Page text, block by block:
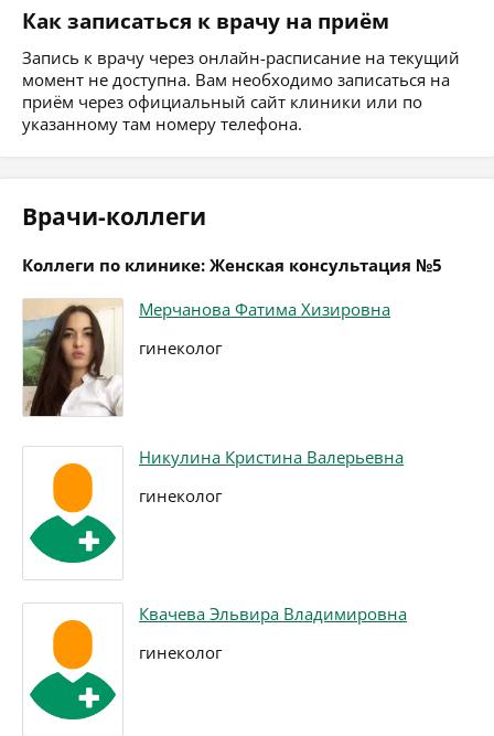
Как записаться к врачу на приём
Запись к врачу через онлайн-расписание на текущий
момент не доступна. Вам необходимо записаться на
приём через официальный сайт клиники или по
указанному там номеру телефона.
Врачи-коллеги
Коллеги по клинике: Женская консультация №5
Мерчанова Фатима Хизировна
гинеколог
Никулина Кристина Валерьевна
гинеколог
Квачева Эльвира Владимировна
гинеколог